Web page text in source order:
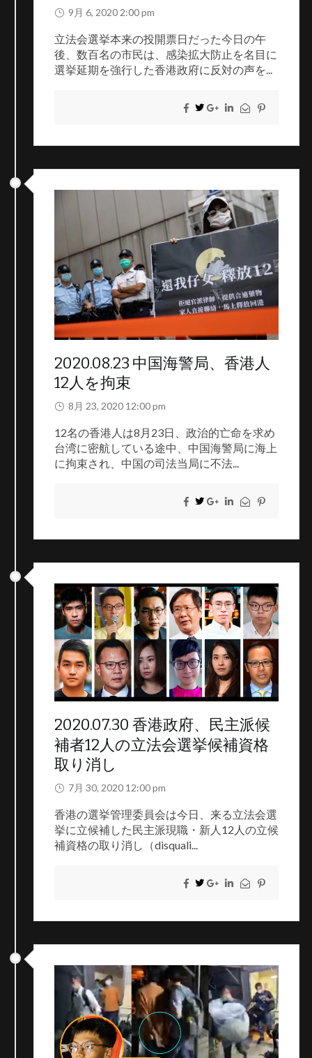
最後、五大要求が満たされるまで、「反送中」運動（流水革
警察暴力の記録：記録には動画または記事へのリンクが添付
されています。（中文；English）
本ウェブサイトは2019年香港民主化運動に関連する出来事を
記録に残すことを旨とします。なるべく中立客観的な立場か
ら事件を偏りなく記述すべく、記録に関連記事または映像を
添付します。それを通じて、今香港に何が起きているのか、
ば幸いです
9月 6, 2020 2:00 pm
立法会選挙本来の投開票日だった今日の午
後、数百名の市民は、感染拡大防止を名目に
選挙延期を強行した香港政府に反対の声を...
2020.08.23 中国海警局、香港人
12人を拘束
8月 23, 2020 12:00 pm
12名の香港人は8月23日、政治的亡命を求め
台湾に密航している途中、中国海警局に海上
に拘束され、中国の司法当局に不法...
2020.07.30 香港政府、民主派候
補者12人の立法会選挙候補資格
取り消し
7月 30, 2020 12:00 pm
香港の選挙管理委員会は今日、来る立法会選
挙に立候補した民主派現職・新人12人の立候
補資格の取り消し（disquali...